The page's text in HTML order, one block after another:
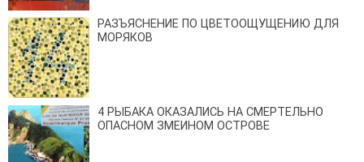
РАЗЪЯСНЕНИЕ ПО ЦВЕТООЩУЩЕНИЮ ДЛЯ
МОРЯКОВ
4 РЫБАКА ОКАЗАЛИСЬ НА СМЕРТЕЛЬНО
ОПАСНОМ ЗМЕИНОМ ОСТРОВЕ